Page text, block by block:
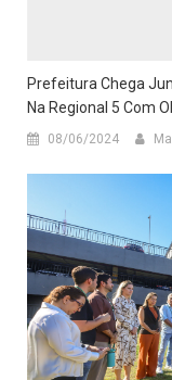
Prefeitura Chega
Na Regional 5 Com
08/06/2024